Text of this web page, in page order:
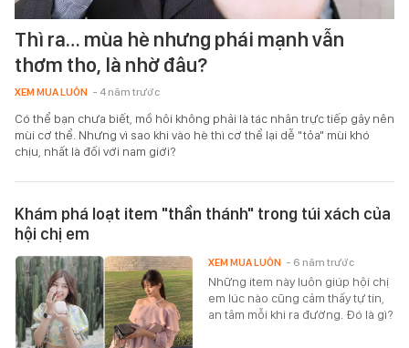
Thì ra… mùa hè nhưng phái mạnh vẫn
thơm tho, là nhờ đâu?
XEM MUA LUÔN - 4 năm trước
Có thể bạn chưa biết, mồ hôi không phải là tác nhân trực tiếp gây nên
mùi cơ thể. Nhưng vì sao khi vào hè thì cơ thể lại dễ "tỏa" mùi khó
chịu, nhất là đối với nam giới?
Khám phá loạt item "thần thánh" trong túi xách của
hội chị em
Những item này luôn giúp hội chị
em lúc nào cũng cảm thấy tự tin,
an tâm mỗi khi ra đường. Đó là gì?
XEM MUA LUÔN - 6 năm trước